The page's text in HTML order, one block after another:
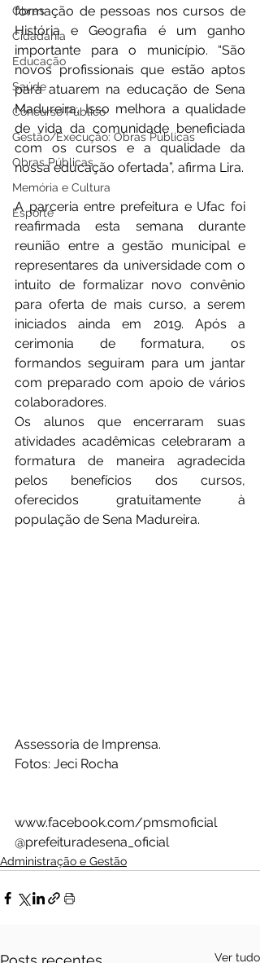
Obras
Cidadania
Educação
Saúde
Concurso Público
Gestão/Execução: Obras Públicas
Obras Públicas
Memória e Cultura
Esporte
formação de pessoas nos cursos de
História e Geografia é um ganho
importante para o município. “São
novos profissionais que estão aptos
para atuarem na educação de Sena
Madureira. Isso melhora a qualidade
de vida da comunidade beneficiada
com os cursos e a qualidade da
A parceria entre prefeitura e Ufac foi
reafirmada esta semana durante
reunião entre a gestão municipal e
representares da universidade com o
intuito de formalizar novo convênio
para oferta de mais curso, a serem
iniciados ainda em 2019. Após a
cerimonia de formatura, os
formandos seguiram para um jantar
com preparado com apoio de vários
colaboradores.
Os alunos que encerraram suas
atividades acadêmicas celebraram a
formatura de maneira agradecida
pelos benefícios dos cursos,
oferecidos gratuitamente à
população de Sena Madureira.
Assessoria de Imprensa.
Fotos: Jeci Rocha
www.facebook.com/pmsmoficial
@prefeituradesena_oficial
Administração e Gestão
Ver tudo